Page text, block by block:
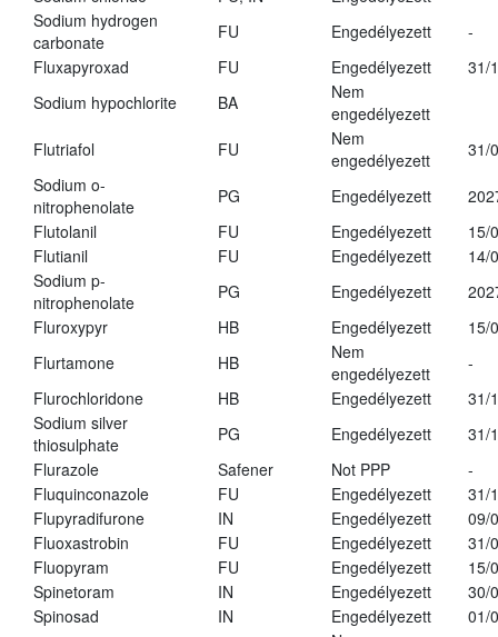
Sodium hydrogen
carbonate
FU Engedélyezett
-
Fluxapyroxad
FU Engedélyezett
31/
Sodium hypochlorite
BA
Nem
engedélyezett
Flutriafol
FU
Nem
engedélyezett
31/
Sodium o-
nitrophenolate
PG Engedélyezett
Flutolanil
FU Engedélyezett
15/
Flutianil
FU Engedélyezett
14/
Sodium p-
nitrophenolate
PG Engedélyezett
Fluroxypyr
HB Engedélyezett
15/
Flurtamone
HB
Nem
engedélyezett
-
Flurochloridone
HB Engedélyezett
31/
Sodium silver
thiosulphate
PG Engedélyezett
31/
Flurazole
Safener Not PPP
-
Fluquinconazole
FU Engedélyezett
31/
Flupyradifurone
IN Engedélyezett
09/
Fluoxastrobin
FU Engedélyezett
31/
Fluopyram
FU Engedélyezett
15/
Spinetoram
IN Engedélyezett
30/
Spinosad
IN Engedélyezett
01/